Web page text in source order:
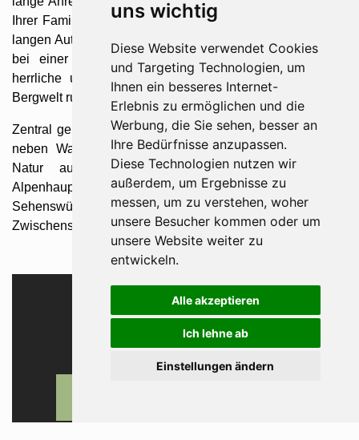
uns wichtig
Diese Website verwendet Cookies
und Targeting Technologien, um
Ihnen ein besseres Internet-
Erlebnis zu ermöglichen und die
Werbung, die Sie sehen, besser an
Ihre Bedürfnisse anzupassen.
Diese Technologien nutzen wir
außerdem, um Ergebnisse zu
messen, um zu verstehen, woher
unsere Besucher kommen oder um
unsere Website weiter zu
entwickeln.
Alle akzeptieren
Ich lehne ab
Einstellungen ändern
Ihrer Familie eine Pause vom Verkehr, dem Stau und der
langen Autofahrt. Erholen Sie sich von den Anstrengungen
bei einer Zwischenübernachtung oder verbringen Sie
herrliche und entspannende Tage in der wundervollen
Bergwelt rund ums Wipptal, bevor es für Sie weiter geht.
Zentral gelegen, bietet unser Hotel kurz vor dem Brenner
neben Wanderungen und sportlichen Aktivitäten in der
Natur auch die Möglichkeit eines Besuchs der
Alpenhauptstadt Innsbruck (20 km entfernt). Mit all Ihren
Sehenswürdigkeiten ist sie es absolut wert dort auf Ihrem
Zwischenstopp einen Tag zu verbringen.